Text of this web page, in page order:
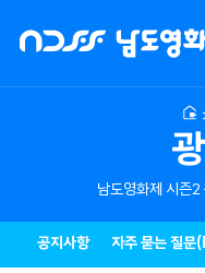
NDFF
남도영화제
남도영화제 시즌
공지사항 자주 묻는 질문